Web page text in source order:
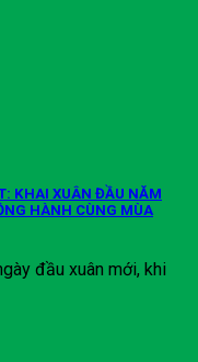
KHAI XUÂN ĐẦU NĂM
HÀNH CÙNG MÙA
đầu xuân mới, khi